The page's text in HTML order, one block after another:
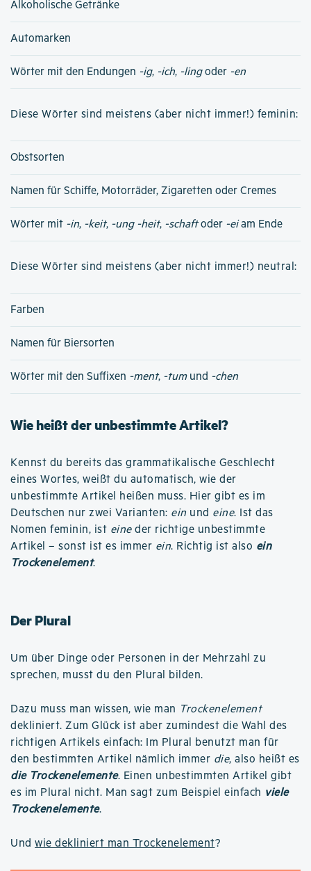
Alkoholische Getränke
Automarken
Wörter mit den Endungen -ig, -ich, -lingoder -en
Diese Wörter sind meistens (aber nicht immer!) feminin:
Obstsorten
Namen für Schiffe, Motorräder, Zigaretten oder Cremes
Wörter mit -in, -keit, -ung -heit, -schaftoder -eiam Ende
Diese Wörter sind meistens (aber nicht immer!) neutral:
Farben
Namen für Biersorten
Wörter mit den Suffixen -ment, -tumund -chen
Wie heißt der unbestimmte Artikel?
Kennst du bereits das grammatikalische Geschlecht
eines Wortes, weißt du automatisch, wie der
unbestimmte Artikel heißen muss. Hier gibt es im
Deutschen nur zwei Varianten: ein und eine. Ist das
Nomen feminin, ist eineder richtige unbestimmte
Artikel – sonst ist es immer ein. Richtig ist also ein
Trockenelement.
Der Plural
Um über Dinge oder Personen in der Mehrzahl zu
sprechen, musst du den Plural bilden.
Dazu muss man wissen, wie man Trockenelement
dekliniert. Zum Glück ist aber zumindest die Wahl des
richtigen Artikels einfach: Im Plural benutzt man für
den bestimmten Artikel nämlich immer die, also heißt es
die Trockenelemente. Einen unbestimmten Artikel gibt
es im Plural nicht. Man sagt zum Beispiel einfach viele
Trockenelemente.
Und wie dekliniert man Trockenelement?